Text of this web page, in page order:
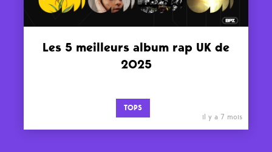
Les 5 meilleurs album rap UK de
2025
TOPS
il y a 7 mois